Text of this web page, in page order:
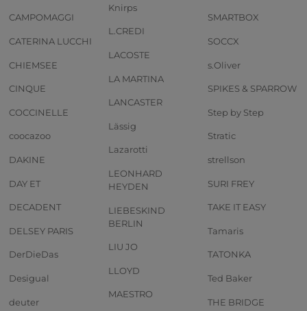
CAMPOMAGGI
CATERINA LUCCHI
CHIEMSEE
CINQUE
COCCINELLE
coocazoo
DAKINE
DAY ET
DECADENT
DELSEY PARIS
DerDieDas
Desigual
deuter
Knirps
L.CREDI
LACOSTE
LA MARTINA
LANCASTER
Lässig
Lazarotti
LEONHARD
HEYDEN
LIEBESKIND
BERLIN
LIU JO
LLOYD
MAESTRO
SMARTBOX
SOCCX
s.Oliver
SPIKES & SPARROW
Step by Step
Stratic
strellson
SURI FREY
TAKE IT EASY
Tamaris
TATONKA
Ted Baker
THE BRIDGE